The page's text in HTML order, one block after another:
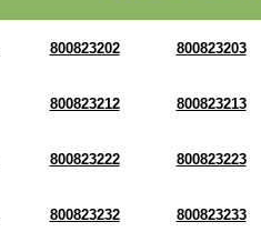
800823202 800823203
800823212 800823213
800823222 800823223
800823232 800823233